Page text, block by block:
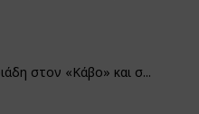
στον «Κάβο» και σ...